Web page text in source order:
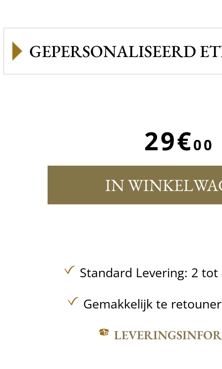
GEPERSONALISEERD
29€00
IN
Standard Levering: 2
Gemakkelijk te